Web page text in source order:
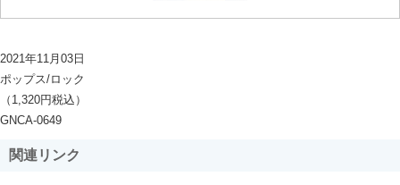
2021年11月03日
ポップス/ロック
（1,320円税込）
GNCA-0649
関連リンク